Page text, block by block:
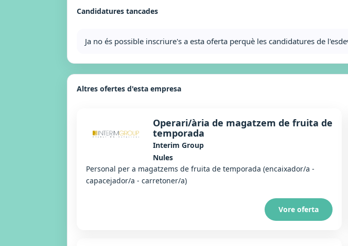
Candidatures tancades
Ja no és possible inscriure's a esta oferta perquè les candidatures de
Altres ofertes d'esta empresa
Operari/ària de magatzem de fruita de
temporada
Interim Group
Nules
Personal per a magatzems de fruita de temporada (encaixador/a -
capacejador/a - carretoner/a)
Vore oferta